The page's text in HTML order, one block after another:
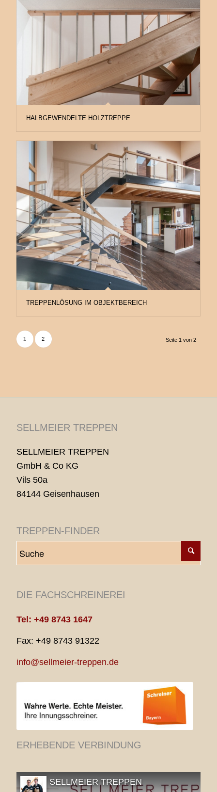
HALBGEWENDELTE HOLZTREPPE
TREPPENLÖSUNG IM OBJEKTBEREICH
Seite 1 von 2
1 2
SELLMEIER TREPPEN
SELLMEIER TREPPEN
GmbH & Co KG
Vils 50a
84144 Geisenhausen
TREPPEN-FINDER
DIE FACHSCHREINEREI
Tel: +49 8743 1647
Fax: +49 8743 91322
info@sellmeier-treppen.de
ERHEBENDE VERBINDUNG
SELLMEIER TREPPEN